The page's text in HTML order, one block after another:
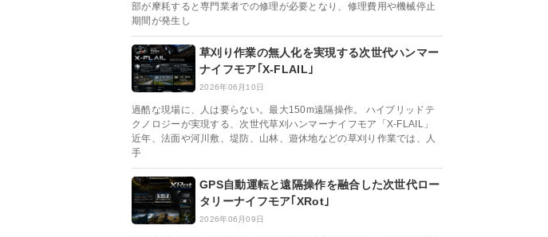
部が摩耗すると専門業者での修理が必要となり、修理費用や機械停止
期間が発生し
草刈り作業の無人化を実現する次世代ハンマー
ナイフモア｢X-FLAIL｣
2026年06月10日
過酷な現場に、人は要らない。最大150m遠隔操作。 ハイブリッドテ
クノロジーが実現する、次世代草刈ハンマーナイフモア「X-FLAIL」
近年、法面や河川敷、堤防、山林、遊休地などの草刈り作業では、人
手
GPS自動運転と遠隔操作を融合した次世代ロー
タリーナイフモア｢XRot｣
2026年06月09日